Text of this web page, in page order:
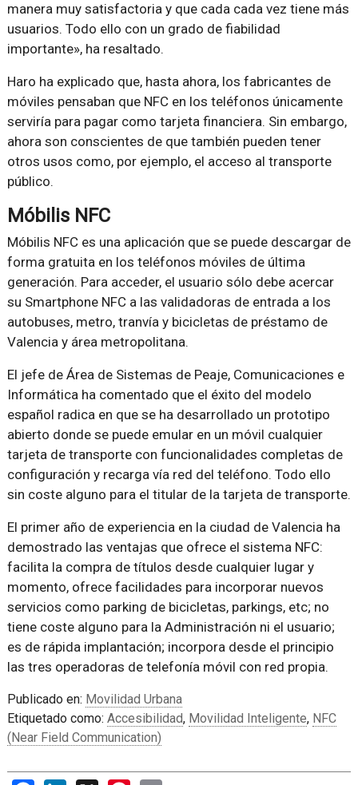
manera muy satisfactoria y que cada cada vez tiene más
usuarios. Todo ello con un grado de fiabilidad
importante», ha resaltado.
Haro ha explicado que, hasta ahora, los fabricantes de
móviles pensaban que NFC en los teléfonos únicamente
serviría para pagar como tarjeta financiera. Sin embargo,
ahora son conscientes de que también pueden tener
otros usos como, por ejemplo, el acceso al transporte
público.
Móbilis NFC
Móbilis NFC es una aplicación que se puede descargar de
forma gratuita en los teléfonos móviles de última
generación. Para acceder, el usuario sólo debe acercar
su Smartphone NFC a las validadoras de entrada a los
autobuses, metro, tranvía y bicicletas de préstamo de
Valencia y área metropolitana.
El jefe de Área de Sistemas de Peaje, Comunicaciones e
Informática ha comentado que el éxito del modelo
español radica en que se ha desarrollado un prototipo
abierto donde se puede emular en un móvil cualquier
tarjeta de transporte con funcionalidades completas de
configuración y recarga vía red del teléfono. Todo ello
sin coste alguno para el titular de la tarjeta de transporte.
El primer año de experiencia en la ciudad de Valencia ha
demostrado las ventajas que ofrece el sistema NFC:
facilita la compra de títulos desde cualquier lugar y
momento, ofrece facilidades para incorporar nuevos
servicios como parking de bicicletas, parkings, etc; no
tiene coste alguno para la Administración ni el usuario;
es de rápida implantación; incorpora desde el principio
las tres operadoras de telefonía móvil con red propia.
Publicado en: Movilidad Urbana
Etiquetado como: Accesibilidad, Movilidad Inteligente, NFC
(Near Field Communication)